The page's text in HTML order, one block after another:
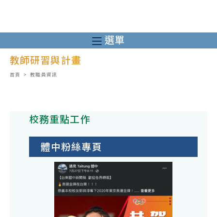
至
主
要
選單
教師研習與計畫
首頁 > 教職員資訊
校務重點工作
體中粉絲專頁